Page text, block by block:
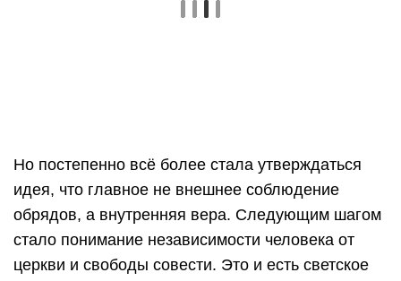
Но постепенно всё более стала утверждаться
идея, что главное не внешнее соблюдение
обрядов, а внутренняя вера. Следующим шагом
стало понимание независимости человека от
церкви и свободы совести. Это и есть светское